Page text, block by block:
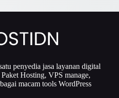
penyedia jasa layanan digital
Hosting, VPS manage,
macam tools WordPress